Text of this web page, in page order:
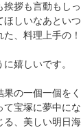
拶も言動もし
しいなあといつ
、料理上手の
嬉しいです。
の一個一個を
宝塚に夢中に
、美しい明日海